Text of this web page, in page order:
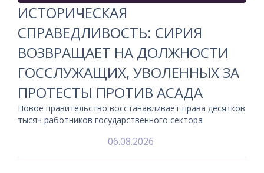
ИСТОРИЧЕСКАЯ
СПРАВЕДЛИВОСТЬ: СИРИЯ
ВОЗВРАЩАЕТ НА ДОЛЖНОСТИ
ГОССЛУЖАЩИХ, УВОЛЕННЫХ ЗА
ПРОТЕСТЫ ПРОТИВ АСАДА
Новое правительство восстанавливает права десятков
тысяч работников государственного сектора
06.08.2026